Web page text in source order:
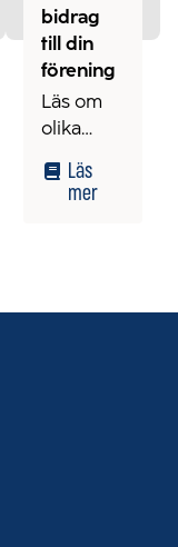
bidrag
till din
förening
Läs om
olika
bidrag att
förening.
Läs
mer